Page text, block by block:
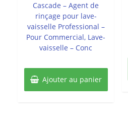
Cascade – Agent de
rinçage pour lave-
vaisselle Professional –
Pour Commercial, Lave-
vaisselle – Conc
Ajouter au panier